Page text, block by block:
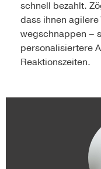
schnell bezahlt.
dass ihnen
wegschnappen –
personalisiertere
Reaktionszeiten.